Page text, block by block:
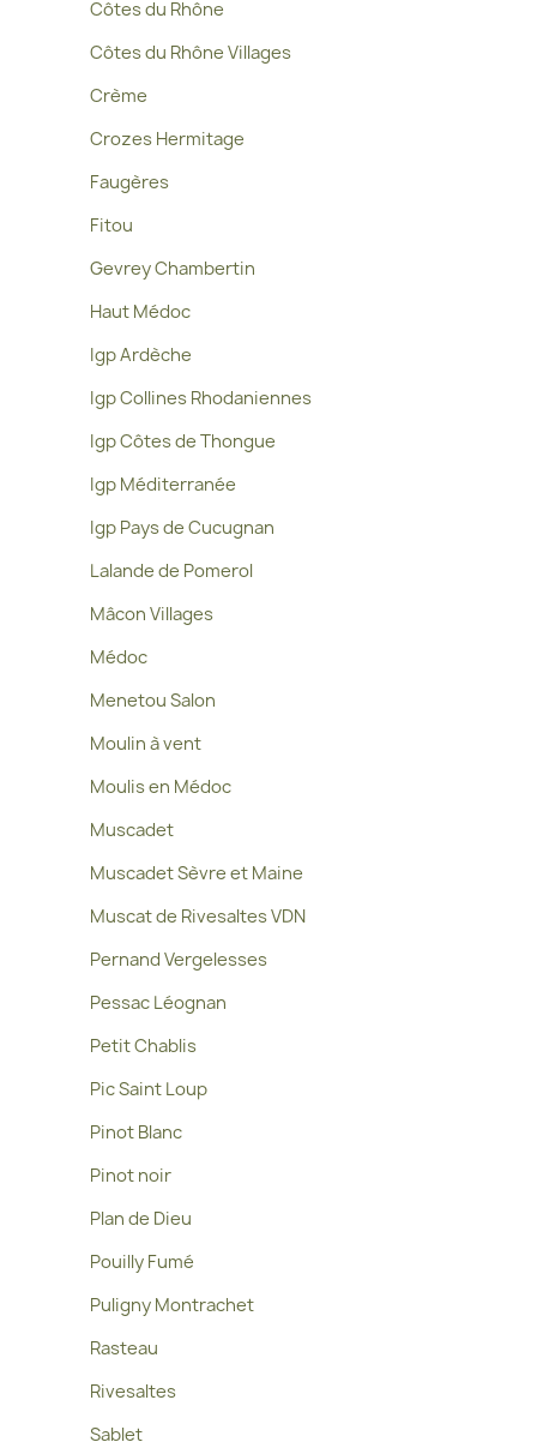
Côtes du Rhône
Côtes du Rhône Villages
Crème
Crozes Hermitage
Faugères
Fitou
Gevrey Chambertin
Haut Médoc
Igp Ardèche
Igp Collines Rhodaniennes
Igp Côtes de Thongue
Igp Méditerranée
Igp Pays de Cucugnan
Lalande de Pomerol
Mâcon Villages
Médoc
Menetou Salon
Moulin à vent
Moulis en Médoc
Muscadet
Muscadet Sèvre et Maine
Muscat de Rivesaltes VDN
Pernand Vergelesses
Pessac Léognan
Petit Chablis
Pic Saint Loup
Pinot Blanc
Pinot noir
Plan de Dieu
Pouilly Fumé
Puligny Montrachet
Rasteau
Rivesaltes
Sablet